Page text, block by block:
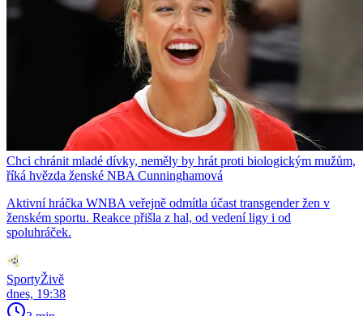
Chci chránit mladé dívky, neměly by hrát proti biologickým mužům,
říká hvězda ženské NBA Cunninghamová
Aktivní hráčka WNBA veřejně odmítla účast transgender žen v
ženském sportu. Reakce přišla z hal, od vedení ligy i od
spoluhráček.
SportyŽivě
dnes, 19:38